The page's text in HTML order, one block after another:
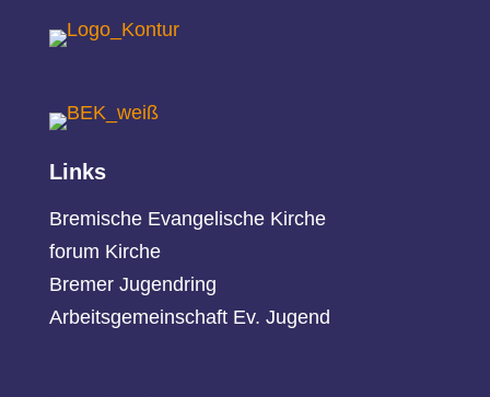
Links
Bremische Evangelische Kirche
forum Kirche
Bremer Jugendring
Arbeitsgemeinschaft Ev. Jugend